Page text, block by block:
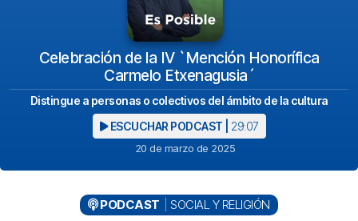
Celebración de la IV `Mención Honorífica
Carmelo Etxenagusia´
Distingue a personas o colectivos del ámbito de la cultura
ESCUCHAR PODCAST | 29:07
20 de marzo de 2025
PODCAST SOCIAL Y RELIGIÓN